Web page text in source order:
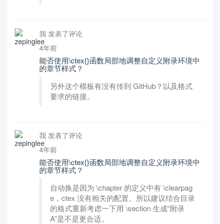
我 发表了评论
4年前
能否使用\ctex{}函数局部地调整自定义附录环境中
的章节样式？
另外这个模板有没有传到 GitHub？以及格式
要求的链接。
我 发表了评论
4年前
能否使用\ctex{}函数局部地调整自定义附录环境中
的章节样式？
自动换是因为 \chapter 的定义中有 \clearpag
e，ctex 没有相关的配置。所以建议结合目录
的格式重新考虑一下用 \section 生成“附录
A”是不是更合适。